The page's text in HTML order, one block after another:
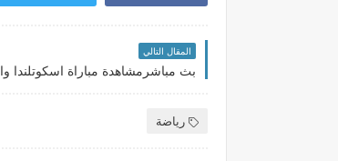
المقال التالي
رياضة